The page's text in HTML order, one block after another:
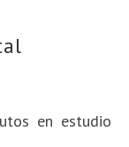
en estudio